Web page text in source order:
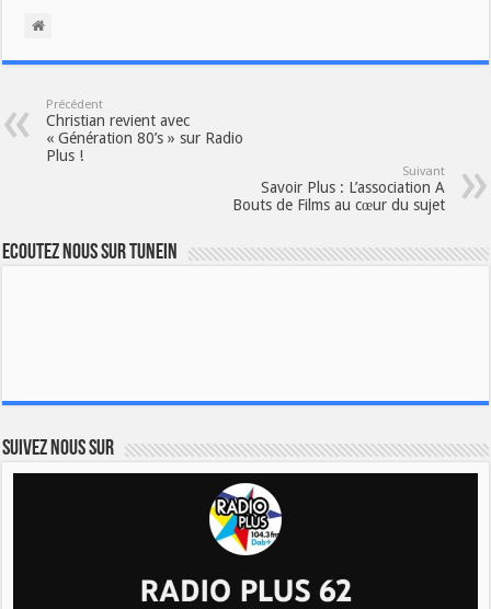
Précédent
Christian revient avec
« Génération 80’s » sur Radio
Plus !
Suivant
Savoir Plus : L’association A
Bouts de Films au cœur du sujet
Ecoutez nous sur TuneIn
Suivez nous sur